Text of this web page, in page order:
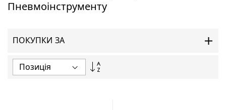
Пневмоінструменту
ПОКУПКИ ЗА
Сортувати